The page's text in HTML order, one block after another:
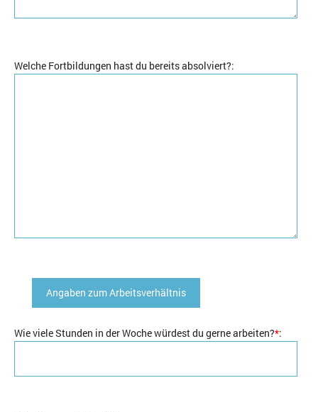
Welche Fortbildungen hast du bereits absolviert?:
Angaben zum Arbeitsverhältnis
Wie viele Stunden in der Woche würdest du gerne arbeiten?*: